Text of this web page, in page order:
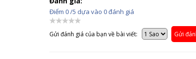
Điểm 0/5 dựa vào 0đánh giá
Gửi đánh giá của bạn về bài viết: Gửi